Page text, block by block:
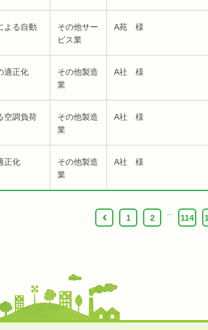
よる自動
その他サー
ビス業
A苑 様
適正化
その他製造
業
A社 様
空調負荷
その他製造
業
A社 様
正化
その他製造
業
A社 様
‹ 1 2 114